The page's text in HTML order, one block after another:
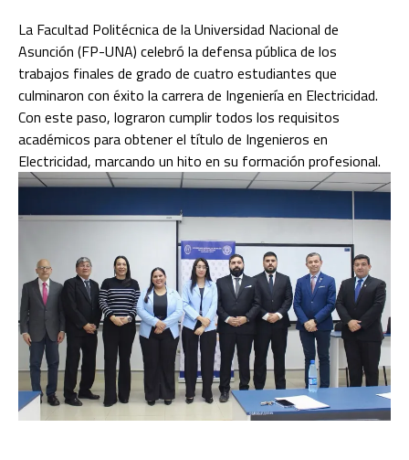
La Facultad Politécnica de la Universidad Nacional de
Asunción (FP-UNA) celebró la defensa pública de los
trabajos finales de grado de cuatro estudiantes que
culminaron con éxito la carrera de Ingeniería en Electricidad.
Con este paso, lograron cumplir todos los requisitos
académicos para obtener el título de Ingenieros en
Electricidad, marcando un hito en su formación profesional.